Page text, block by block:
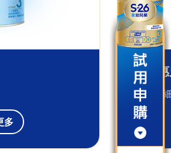
多
S-26
看得仔